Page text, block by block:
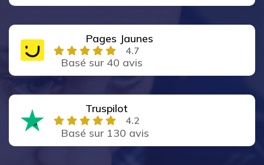
Pages Jaunes
4.7
Basé sur 40 avis
Truspilot
4.2
Basé sur 130 avis